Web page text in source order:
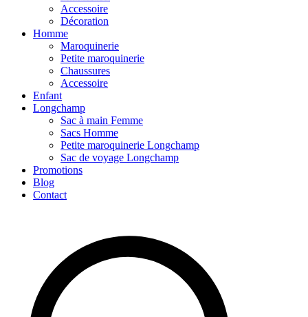
Accessoire
Décoration
Homme
Maroquinerie
Petite maroquinerie
Chaussures
Accessoire
Enfant
Longchamp
Sac à main Femme
Sacs Homme
Petite maroquinerie Longchamp
Sac de voyage Longchamp
Promotions
Blog
Contact